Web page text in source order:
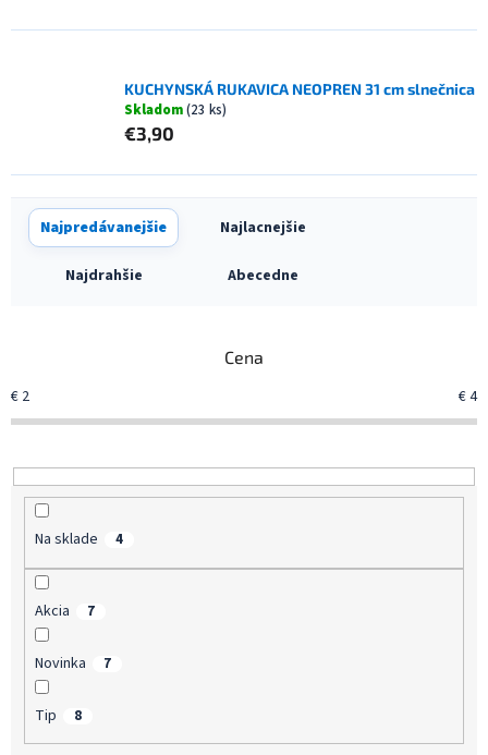
KUCHYNSKÁ RUKAVICA NEOPREN 31 cm slnečnica
Skladom(23 ks)
€3,90
R
a
p
u
k
t
v
Najpredávanejšie Najlacnejšie
Najdrahšie Abecedne
Cena
€ 2 €4
Na sklade 4
Akcia 7
Novinka 7
Tip 8